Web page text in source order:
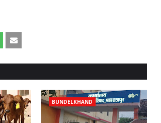
BUNDELKHAND